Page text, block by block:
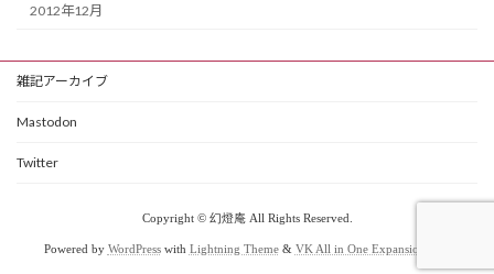
2012年12月
雑記アーカイブ
Mastodon
Twitter
Copyright © 幻燈庵 All Rights Reserved.
Powered by WordPresswith Lightning Theme& VK All in One Expansion Unit